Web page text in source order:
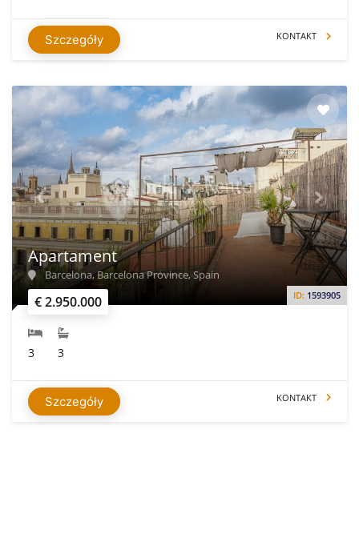
Szczegóły KONTAKT
€ 2.950.000 ID: 1593905
Apartament
Barcelona, Barcelona Province, Spain
3 3
Szczegóły KONTAKT